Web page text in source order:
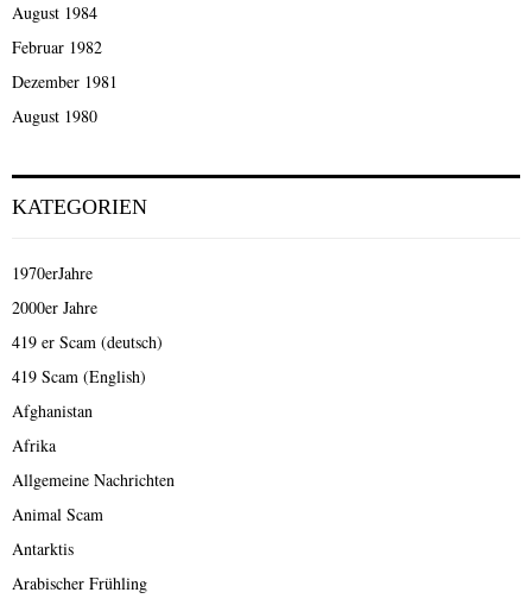
August 1984
Februar 1982
Dezember 1981
August 1980
KATEGORIEN
1970erJahre
2000er Jahre
419 er Scam (deutsch)
419 Scam (English)
Afghanistan
Afrika
Allgemeine Nachrichten
Animal Scam
Antarktis
Arabischer Frühling